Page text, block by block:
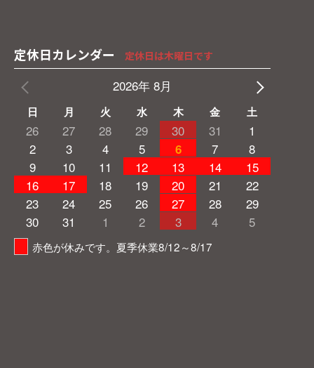
定休日カレンダー 定休日は木曜日です
2026年 8月
日 月 火 水 木 金 土
26 27 28 29 30 31
1
2
3 4 5 6 7
8
9
10 11 12 13 14
15
16
17 18 19 20 21
22
23
24 25 26 27 28
29
30
31 1 2 3 4 5
赤色が休みです。夏季休業8/12～8/17